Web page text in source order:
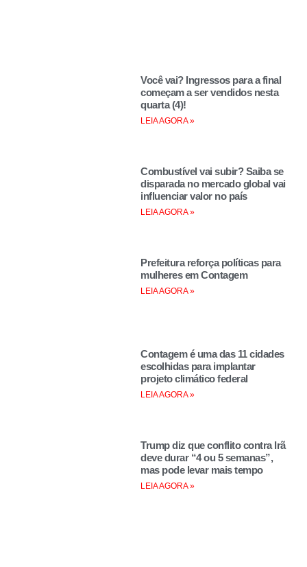
Você vai? Ingressos para a final
começam a ser vendidos nesta
quarta (4)!
LEIA AGORA »
Combustível vai subir? Saiba se
disparada no mercado global vai
influenciar valor no país
LEIA AGORA »
Prefeitura reforça políticas para
mulheres em Contagem
LEIA AGORA »
Contagem é uma das 11 cidades
escolhidas para implantar
projeto climático federal
LEIA AGORA »
Trump diz que conflito contra Irã
deve durar “4 ou 5 semanas”,
mas pode levar mais tempo
LEIA AGORA »